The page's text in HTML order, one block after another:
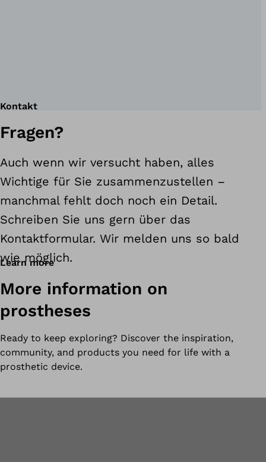
Kontakt
Fragen?
Auch wenn wir versucht haben, alles
Wichtige für Sie zusammenzustellen –
manchmal fehlt doch noch ein Detail.
Schreiben Sie uns gern über das
Kontaktformular. Wir melden uns so bald
wie möglich.
Learn more
More information on
prostheses
Ready to keep exploring? Discover the inspiration,
community, and products you need for life with a
prosthetic device.